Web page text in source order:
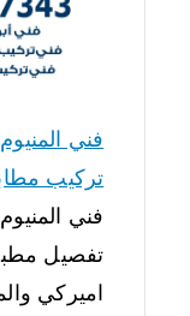
تركيب
فني
تفصيل
اميركي